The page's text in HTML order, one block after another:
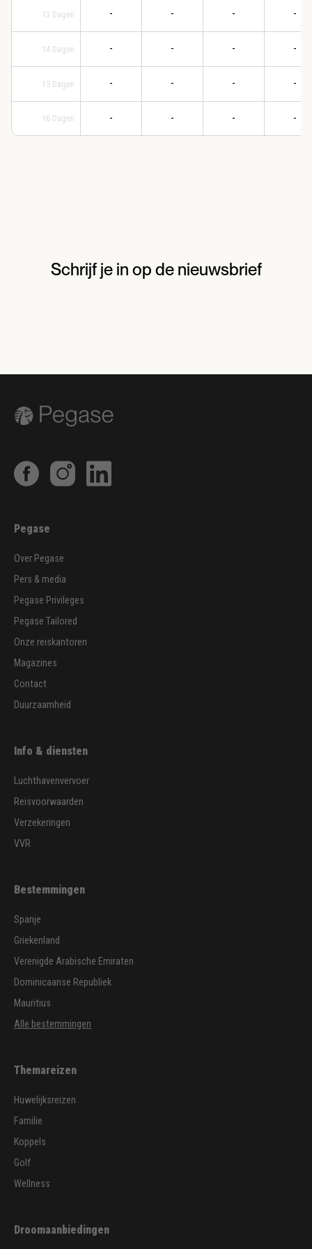
13 Dagen
14 Dagen
15 Dagen
16 Dagen
-
-
-
-
-
-
-
-
-
-
-
-
-
-
-
-
Schrijf je in op de nieuwsbrief
Pegase
Over Pegase
Pers & media
Pegase Privileges
Pegase Tailored
Onze reiskantoren
Magazines
Contact
Duurzaamheid
Info & diensten
Luchthavenvervoer
Reisvoorwaarden
Verzekeringen
VVR
Bestemmingen
Spanje
Griekenland
Verenigde Arabische Emiraten
Dominicaanse Republiek
Mauritius
Alle bestemmingen
Themareizen
Huwelijksreizen
Familie
Koppels
Golf
Wellness
Droomaanbiedingen